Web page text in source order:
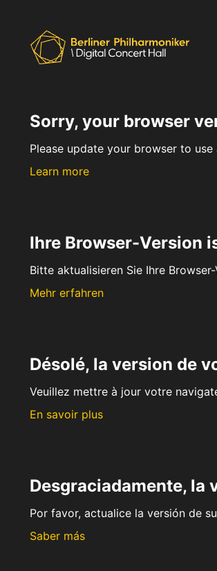
Sorry, your browser
Please update your browser to
Learn more
Ihre Browser-Version
Bitte aktualisieren Sie Ihre
Mehr erfahren
Désolé, la version de
Veuillez mettre à jour votre
En savoir plus
Desgraciadamente, la
Por favor, actualice la versión de
Saber más